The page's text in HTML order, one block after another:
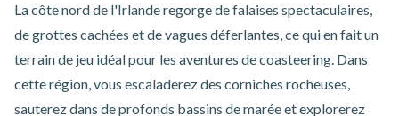
La côte nord de l'Irlande regorge de falaises spectaculaires,
de grottes cachées et de vagues déferlantes, ce qui en fait un
terrain de jeu idéal pour les aventures de coasteering. Dans
cette région, vous escaladerez des corniches rocheuses,
sauterez dans de profonds bassins de marée et explorerez